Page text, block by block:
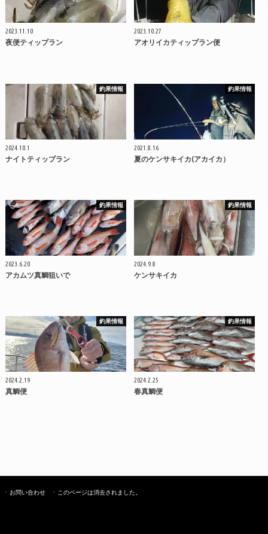
2023.11.10
夜便ティップラン
2023.10.27
アオリイカティップラン便
釣果情報
2024.10.1
ナイトティップラン
釣果情報
2021.8.16
夏のケンサキイカ(アカイカ）
釣果情報
2023.6.20
アカムツ真鯛狙いで
釣果情報
2024.9.8
ケンサキイカ
釣果情報
2024.2.19
真鯛便
釣果情報
2024.2.25
春真鯛便
お問い合わせ このページは消去されました。